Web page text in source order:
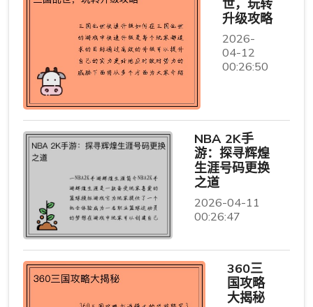
世，玩转
升级攻略
2026-
04-12
00:26:50
NBA 2K手
游：探寻辉煌
生涯号码更换
之道
2026-04-11
00:26:47
360三
国攻略
大揭秘